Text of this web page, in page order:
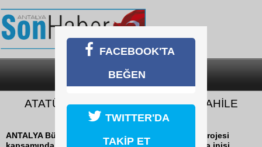
SON DAKİKA
ATATÜRK KÜLTÜR PARKI'NDAN SAHİLE
ASANSÖRLE İNİLECEK
ANTALYA Büyükşehir Belediyesi, Konyaaltı Sahil Projesi
FACEBOOK'TA
BEĞEN
TWITTER'DA
TAKİP ET